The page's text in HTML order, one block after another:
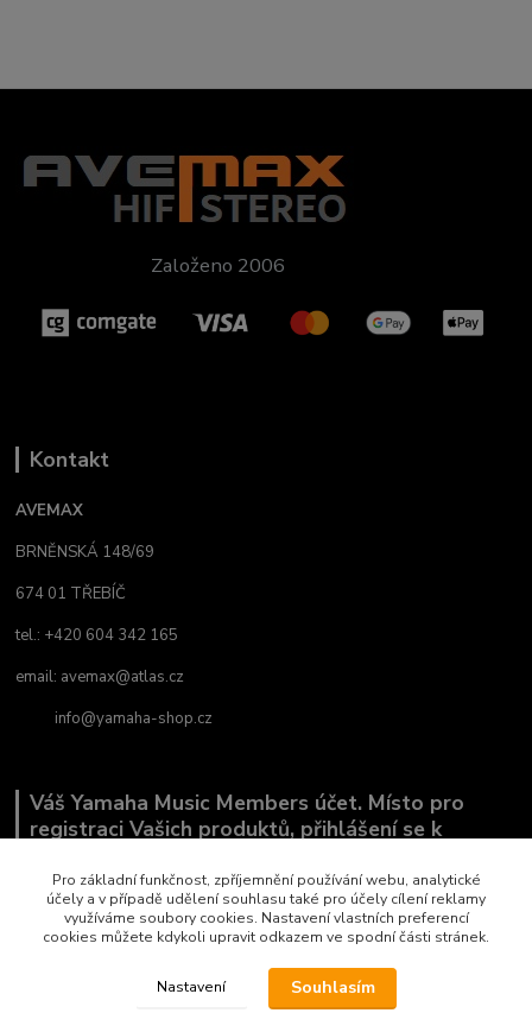
Založeno 2006
Kontakt
AVEMAX
BRNĚNSKÁ 148/69
674 01 TŘEBÍČ
tel.: +420 604 342 165
email: avemax@atlas.cz
info@yamaha-shop.cz
Váš Yamaha Music Members účet. Místo pro
registraci Vašich produktů, přihlášení se k
co Vás zajímá.
Pro základní funkčnost, zpříjemnění používání webu, analytické
účely a v případě udělení souhlasu také pro účely cílení reklamy
využíváme soubory cookies. Nastavení vlastních preferencí
cookies můžete kdykoli upravit odkazem ve spodní části stránek.
Nastavení Souhlasím